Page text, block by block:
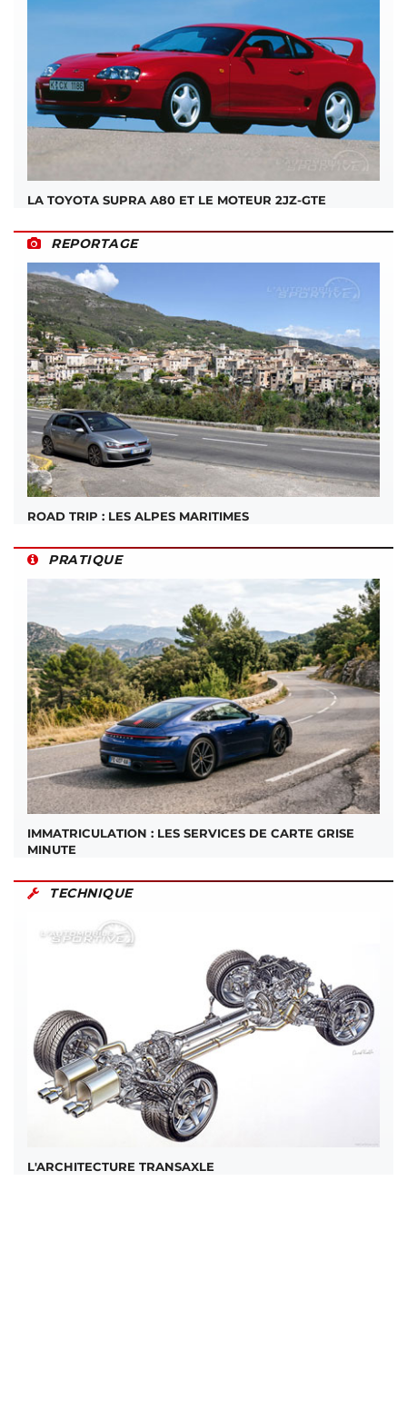
LA TOYOTA SUPRA A80 ET LE MOTEUR 2JZ-GTE
REPORTAGE
ROAD TRIP : LES ALPES MARITIMES
PRATIQUE
IMMATRICULATION : LES SERVICES DE CARTE GRISE
MINUTE
TECHNIQUE
L'ARCHITECTURE TRANSAXLE